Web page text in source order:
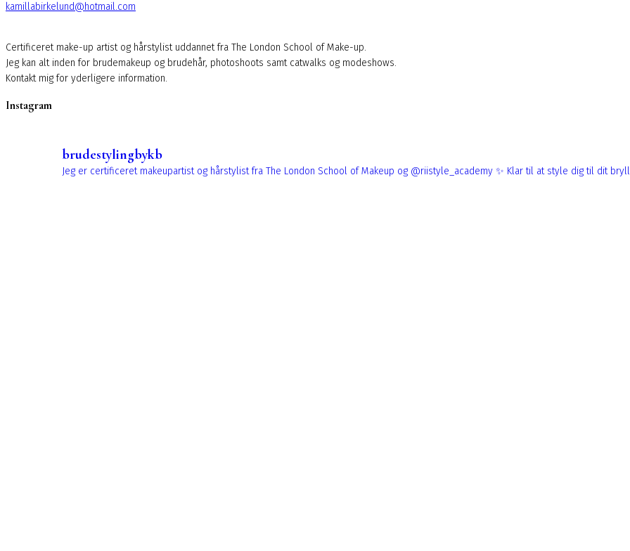
kamillabirkelund@hotmail.com
Certificeret make-up artist og hårstylist uddannet fra The London School of Make-up.
Jeg kan alt inden for brudemakeup og brudehår, photoshoots samt catwalks og modeshows.
Kontakt mig for yderligere information.
Instagram
brudestylingbykb
Jeg er certificeret makeupartist og hårstylist fra The London School of Makeup og @riistyle_academy ✨ Klar til at style dig til dit